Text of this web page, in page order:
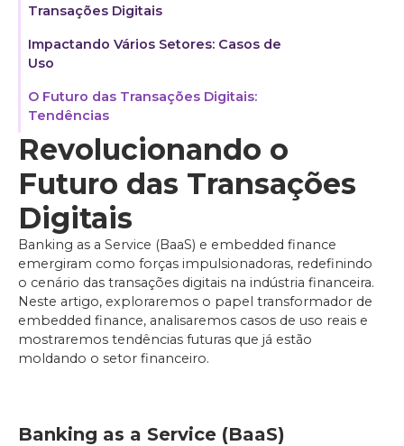
Revolucionando o
Futuro das Transações
Digitais
Banking as a Service (BaaS) e embedded finance
emergiram como forças impulsionadoras, redefinindo
o cenário das transações digitais na indústria financeira.
Neste artigo, exploraremos o papel transformador de
embedded finance, analisaremos casos de uso reais e
mostraremos tendências futuras que já estão
moldando o setor financeiro.
Banking as a Service (BaaS)
Transações Digitais
Impactando Vários Setores: Casos de
Uso
O Futuro das Transações Digitais:
Tendências